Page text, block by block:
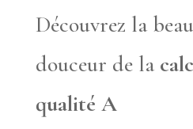
Découvrez la
douceur de la
qualité A